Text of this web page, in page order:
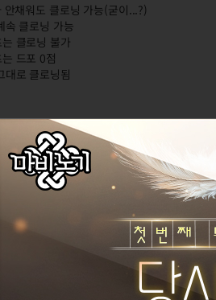
채워도 클로닝 가능(굳이...?)
속 클로닝 가능
클로닝 불가
드포 0점
대로 클로닝됨
서 모두 입기
음에 드는 아바타 1벌을 삽니다.
속 클로닝해서 계정 내에 다 퍼뜨려 주는 방
의 인기 아바타 권장
라면 모든 부캐 착용 가능